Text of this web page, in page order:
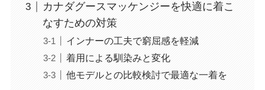
カナダグースマッケンジーを快適に着こ
なすための対策
インナーの工夫で窮屈感を軽減
着用による馴染みと変化
他モデルとの比較検討で最適な一着を